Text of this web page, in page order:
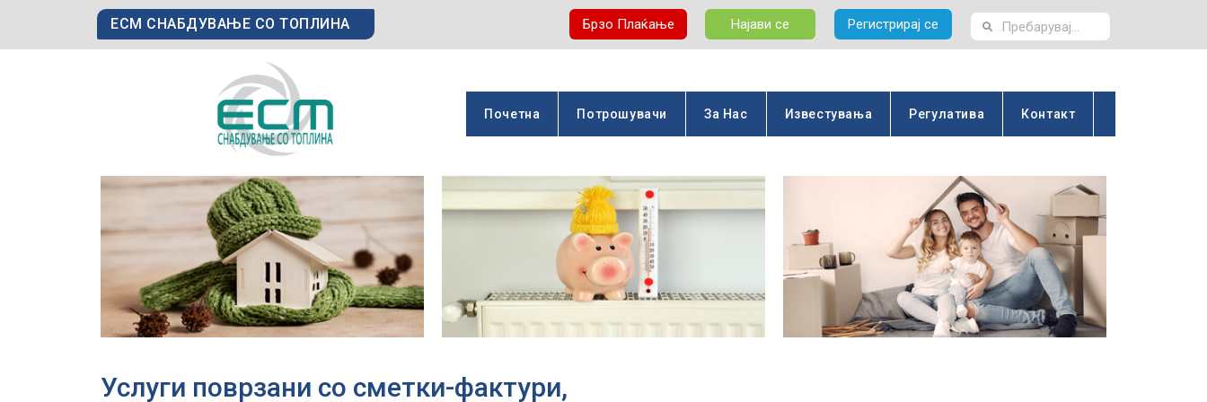
ЕСМ СНАБДУВАЊЕ СО ТОПЛИНА Брзо Плаќање Најави се Регистрирај се
Почетна Потрошувачи За Нас Известувања Регулатива Контакт
Услуги поврзани со сметки-фактури,